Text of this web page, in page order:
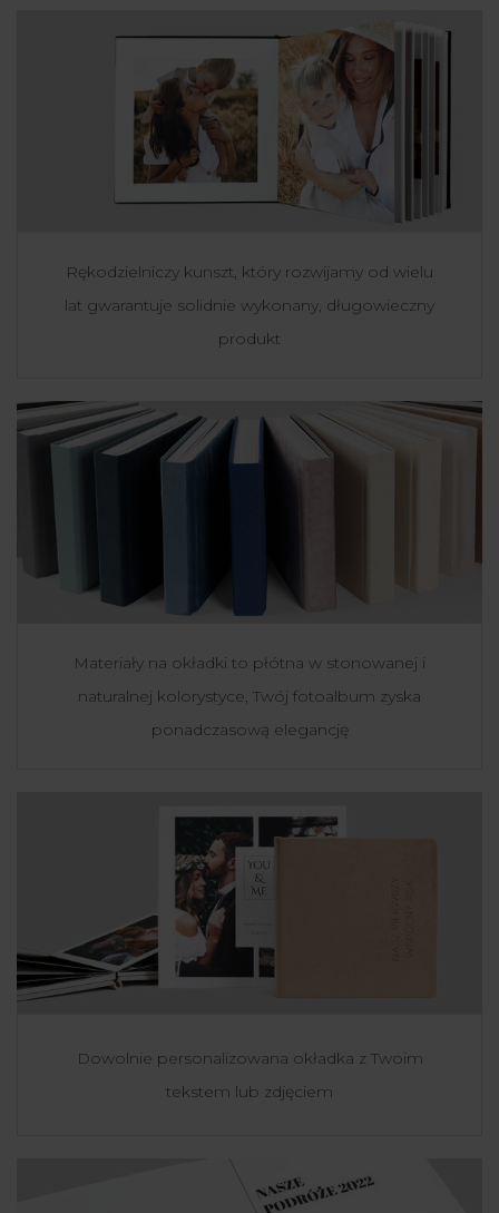
Rękodzielniczy kunszt, który rozwijamy od wielu
lat gwarantuje solidnie wykonany, długowieczny
produkt
Materiały na okładki to płótna w stonowanej i
naturalnej kolorystyce, Twój fotoalbum zyska
ponadczasową elegancję
Dowolnie personalizowana okładka z Twoim
tekstem lub zdjęciem